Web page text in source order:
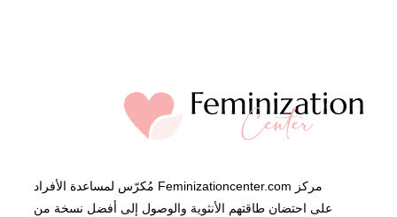
مركز Feminizationcenter.com مُكرّس لمساعدة الأفراد
على احتضان طاقتهم الأنثوية والوصول إلى أفضل نسخة من